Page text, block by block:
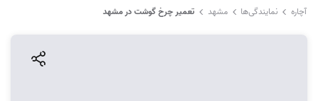
آچاره نمایندگی‌ها مشهد تعمیر چرخ گوشت در مشهد